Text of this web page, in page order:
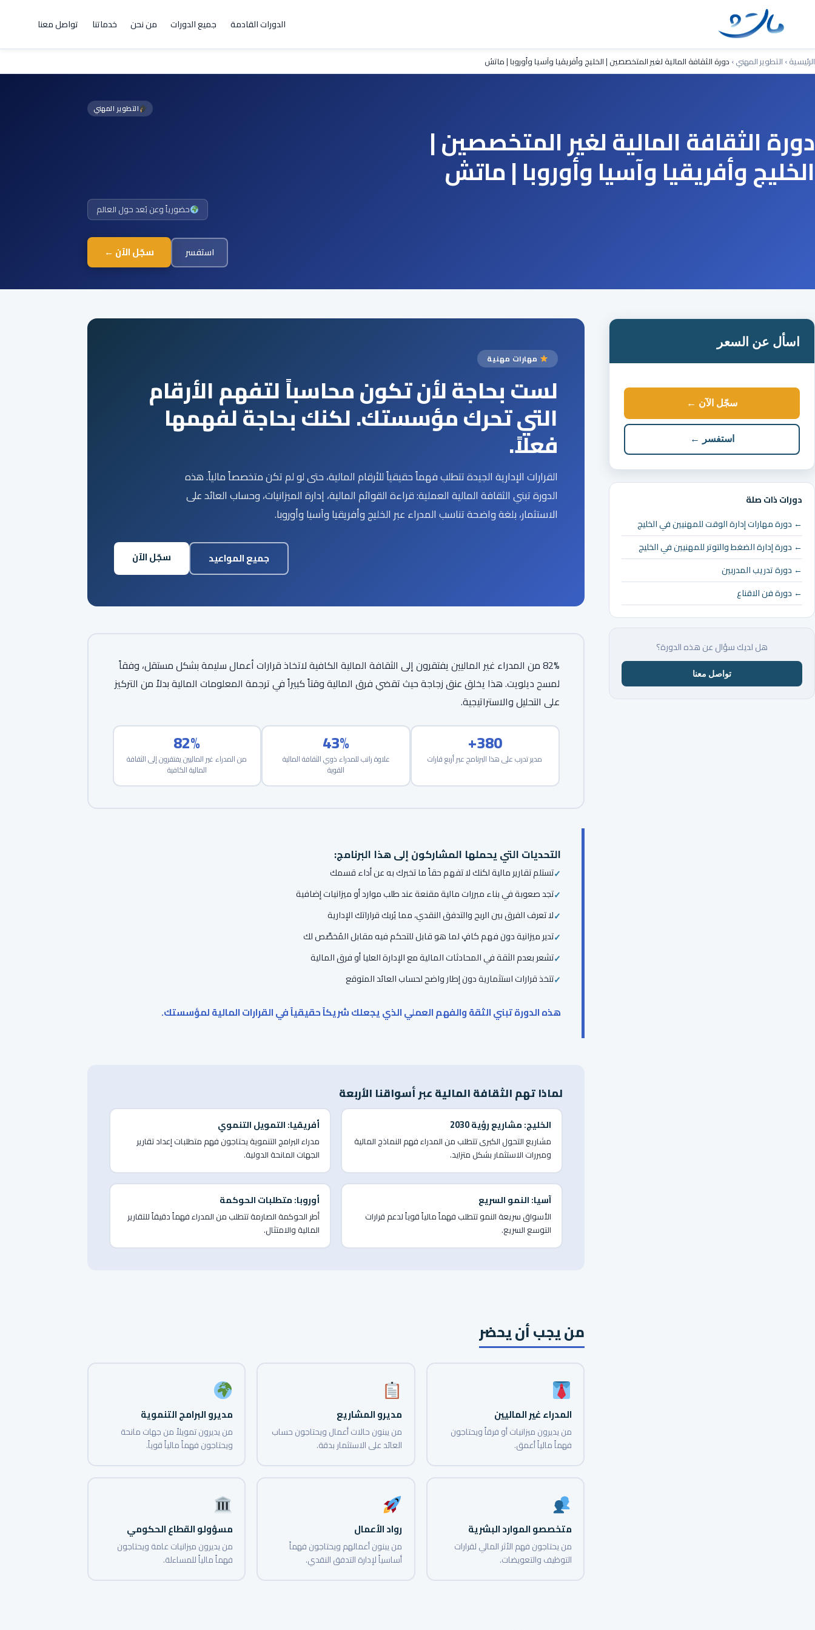
الدورات القادمة جميع الدورات من نحن خدماتنا تواصل معنا
الرئيسية› التطوير المهني› دورة الثقافة المالية لغير المتخصصين | الخليج وأفريقيا وآسيا وأوروبا | ماتش
التطوير المهني
دورة الثقافة المالية لغير المتخصصين |
الخليج وأفريقيا وآسيا وأوروبا | ماتش
حضورياً وعن بُعد حول العالم
سجّل الآن ← استفسر
اسأل عن السعر
سجّل الآن ←
استفسر ←
دورات ذات صلة
← دورة مهارات إدارة الوقت للمهنيين في الخليج
← دورة إدارة الضغط والتوتر للمهنيين في الخليج
← دورة تدريب المدربين
← دورة فن الاقناع
هل لديك سؤال عن هذه الدورة؟
تواصل معنا
مهارات مهنية
لست بحاجة لأن تكون محاسباً لتفهم الأرقام
التي تحرك مؤسستك. لكنك بحاجة لفهمها
فعلاً.
القرارات الإدارية الجيدة تتطلب فهماً حقيقياً للأرقام المالية، حتى لو لم تكن متخصصاً مالياً. هذه
الدورة تبني الثقافة المالية العملية: قراءة القوائم المالية، إدارة الميزانيات، وحساب العائد على
الاستثمار، بلغة واضحة تناسب المدراء عبر الخليج وأفريقيا وآسيا وأوروبا.
سجّل الآن جميع المواعيد
82% من المدراء غير الماليين يفتقرون إلى الثقافة المالية الكافية لاتخاذ قرارات أعمال سليمة بشكل مستقل، وفقاً
لمسح ديلويت. هذا يخلق عنق زجاجة حيث تقضي فرق المالية وقتاً كبيراً في ترجمة المعلومات المالية بدلاً من التركيز
على التحليل والاستراتيجية.
82%
من المدراء غير الماليين يفتقرون إلى الثقافة
المالية الكافية
43%
علاوة راتب للمدراء ذوي الثقافة المالية
القوية
380+
مدير تدرب على هذا البرنامج عبر أربع قارات
التحديات التي يحملها المشاركون إلى هذا البرنامج:
تستلم تقارير مالية لكنك لا تفهم حقاً ما تخبرك به عن أداء قسمك
تجد صعوبة في بناء مبررات مالية مقنعة عند طلب موارد أو ميزانيات إضافية
لا تعرف الفرق بين الربح والتدفق النقدي، مما يُربك قراراتك الإدارية
تدير ميزانية دون فهم كافٍ لما هو قابل للتحكم فيه مقابل المُخصَّص لك
تشعر بعدم الثقة في المحادثات المالية مع الإدارة العليا أو فرق المالية
تتخذ قرارات استثمارية دون إطار واضح لحساب العائد المتوقع
هذه الدورة تبني الثقة والفهم العملي الذي يجعلك شريكاً حقيقياً في القرارات المالية لمؤسستك.
لماذا تهم الثقافة المالية عبر أسواقنا الأربعة
الخليج: مشاريع رؤية 2030
مشاريع التحول الكبرى تتطلب من المدراء فهم النماذج المالية
ومبررات الاستثمار بشكل متزايد.
أفريقيا: التمويل التنموي
مدراء البرامج التنموية يحتاجون فهم متطلبات إعداد تقارير
الجهات المانحة الدولية.
آسيا: النمو السريع
الأسواق سريعة النمو تتطلب فهماً مالياً قوياً لدعم قرارات
التوسع السريع.
أوروبا: متطلبات الحوكمة
أطر الحوكمة الصارمة تتطلب من المدراء فهماً دقيقاً للتقارير
المالية والامتثال.
من يجب أن يحضر
المدراء غير الماليين
من يديرون ميزانيات أو فرقاً ويحتاجون
فهماً مالياً أعمق.
مديرو المشاريع
من يبنون حالات أعمال ويحتاجون حساب
العائد على الاستثمار بدقة.
مديرو البرامج التنموية
من يديرون تمويلاً من جهات مانحة
ويحتاجون فهماً مالياً قوياً.
متخصصو الموارد البشرية
من يحتاجون فهم الأثر المالي لقرارات
التوظيف والتعويضات.
رواد الأعمال
من يبنون أعمالهم ويحتاجون فهماً
أساسياً لإدارة التدفق النقدي.
مسؤولو القطاع الحكومي
من يديرون ميزانيات عامة ويحتاجون
فهماً مالياً للمساءلة.